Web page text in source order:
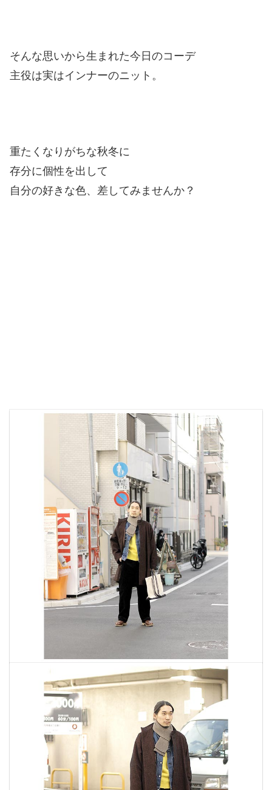
そんな思いから生まれた今日のコーデ
主役は実はインナーのニット。
重たくなりがちな秋冬に
存分に個性を出して
自分の好きな色、差してみませんか？